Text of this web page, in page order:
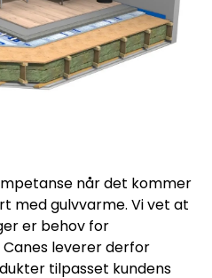
når det kommer
med gulvvarme. Vi vet at
er behov for
leverer derfor
tilpasset kundens